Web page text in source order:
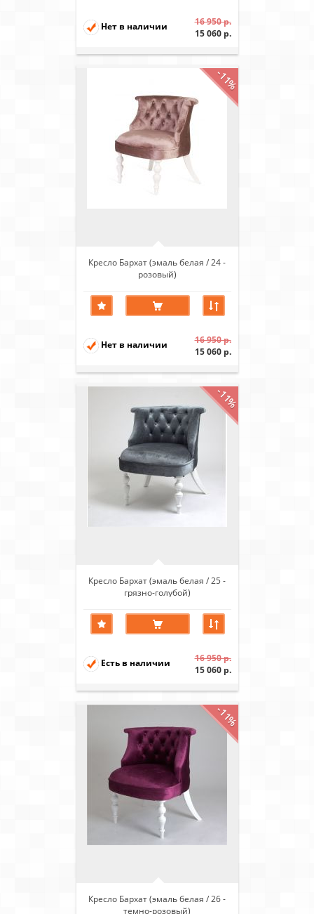
Нет в наличии
16 950 р.
15 060 р.
-11%
Кресло Бархат (эмаль белая / 24 -
розовый)
Нет в наличии
16 950 р.
15 060 р.
-11%
Кресло Бархат (эмаль белая / 25 -
грязно-голубой)
Есть в наличии
16 950 р.
15 060 р.
-11%
Кресло Бархат (эмаль белая / 26 -
темно-розовый)